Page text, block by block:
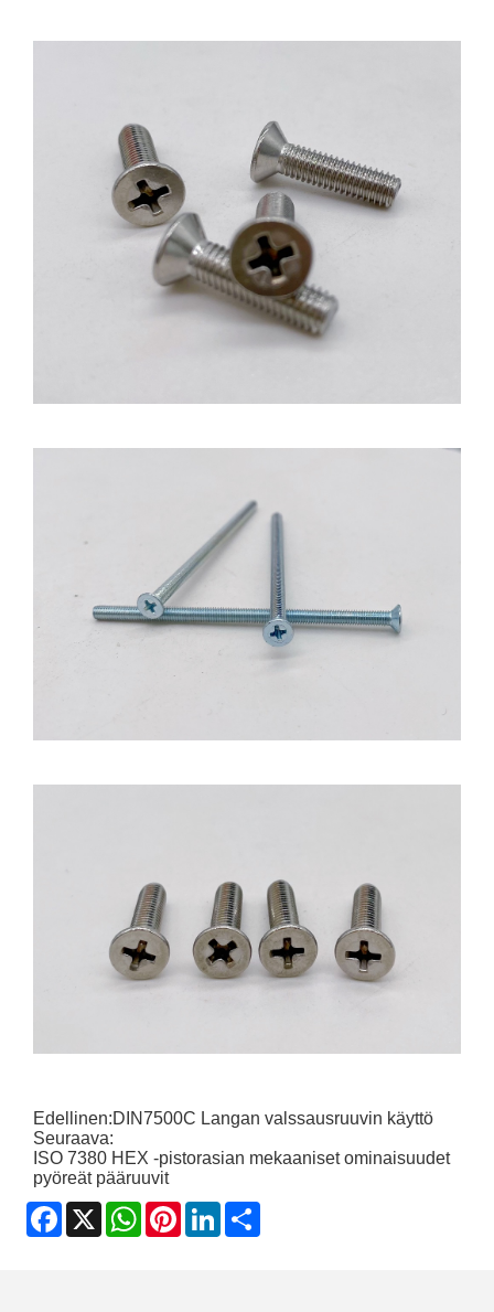
Edellinen:DIN7500C Langan valssausruuvin käyttö
Seuraava:
ISO 7380 HEX -pistorasian mekaaniset ominaisuudet
pyöreät pääruuvit
Facebook
X WhatsApp
PinterestLinkedIn